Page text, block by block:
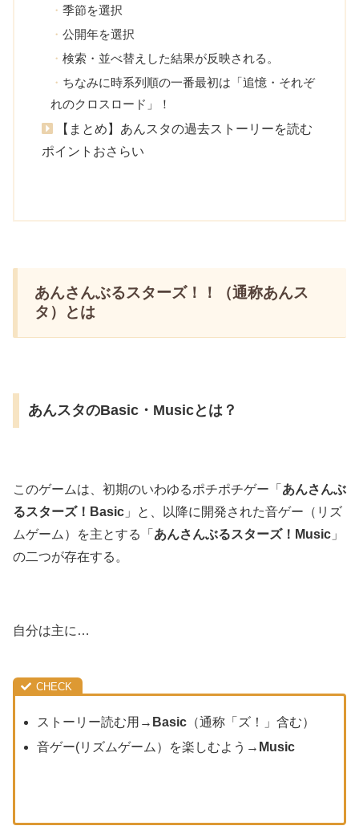
季節を選択
公開年を選択
検索・並べ替えした結果が反映される。
ちなみに時系列順の一番最初は「追憶・それぞ
れのクロスロード」！
【まとめ】あんスタの過去ストーリーを読む
ポイントおさらい
あんさんぶるスターズ！！（通称あんス
タ）とは
あんスタのBasic・Musicとは？
このゲームは、初期のいわゆるポチポチゲー「 あんさんぶ
るスターズ！Basic 」と、以降に開発された音ゲー（リズ
ムゲーム）を主とする「 あんさんぶるスターズ！Music 」
の二つが存在する。
自分は主に…
ストーリー読む用→ Basic （通称「ズ！」含む）
音ゲー(リズムゲーム）を楽しむよう→ Music